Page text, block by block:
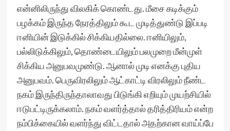
என்னிலிருந்து விலகிக் கொண்டது. மீசை கடிக்கும்
பழக்கம் இருந்த நேரத்திலும் கூட முடித்துண்டு இப்படி
ஈனியின் இடுக்கில் சிக்கியதில்லை. ஈனியிலும்,
பல்லிடுக்கிலும், தொண்டையிலும் பலமுறை மீன்முள்
சிக்கிய அனுபவமுண்டு. ஆனால் முடி எனக்கு புதிய
அனுபவம். பெருவிரலிலும் ஆட்காட்டி விரலிலும் நீண்ட
நகம் இருந்திருந்தாலாவது பிடுங்கி எறியும் முயற்சியில்
ஈடுபட்டிருக்கலாம். நகம் வளர்த்தால் தரித்திரியம் என்ற
நம்பிக்கையில் வளர்ந்து விட்டதால் அதற்கான வாய்ப்பே